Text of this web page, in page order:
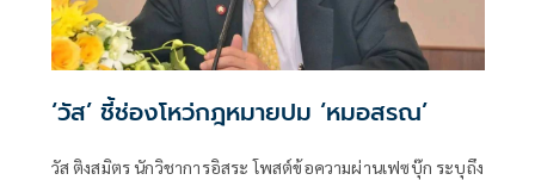
‘วัส’ ชี้ช่องโหว่กฎหมายปม ‘หมอสรณ’
วัส ติงสมิตร นักวิชาการอิสระ โพสต์ข้อความผ่านเฟซบุ๊ก ระบุถึง